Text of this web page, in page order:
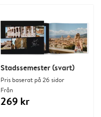
Stadssemester (svart)
Pris baserat på 26 sidor
Från
269 kr